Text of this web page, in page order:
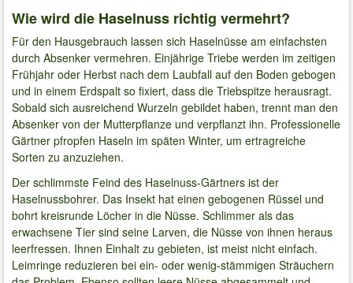
Wie wird die Haselnuss richtig vermehrt?
Für den Hausgebrauch lassen sich Haselnüsse am einfachsten
durch Absenker vermehren. Einjährige Triebe werden im zeitigen
Frühjahr oder Herbst nach dem Laubfall auf den Boden gebogen
und in einem Erdspalt so fixiert, dass die Triebspitze herausragt.
Sobald sich ausreichend Wurzeln gebildet haben, trennt man den
Absenker von der Mutterpflanze und verpflanzt ihn. Professionelle
Gärtner pfropfen Haseln im späten Winter, um ertragreiche
Sorten zu anzuziehen.
Der schlimmste Feind des Haselnuss-Gärtners ist der
Haselnussbohrer. Das Insekt hat einen gebogenen Rüssel und
bohrt kreisrunde Löcher in die Nüsse. Schlimmer als das
erwachsene Tier sind seine Larven, die Nüsse von ihnen heraus
leerfressen. Ihnen Einhalt zu gebieten, ist meist nicht einfach.
Leimringe reduzieren bei ein- oder wenig-stämmigen Sträuchern